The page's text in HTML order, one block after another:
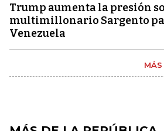
Trump aumenta la presión
multimillonario Sargento
Venezuela